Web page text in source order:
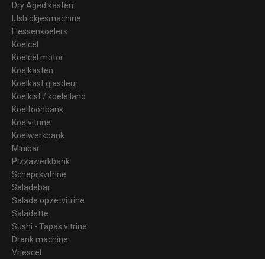
Dry Aged kasten
IJsblokjesmachine
Flessenkoelers
Koelcel
Koelcel motor
Koelkasten
Koelkast glasdeur
Koelkist / koeleiland
Koeltoonbank
Koelvitrine
Koelwerkbank
Minibar
Pizzawerkbank
Schepijsvitrine
Saladebar
Salade opzetvitrine
Saladette
Sushi - Tapas vitrine
Drank machine
Vriescel